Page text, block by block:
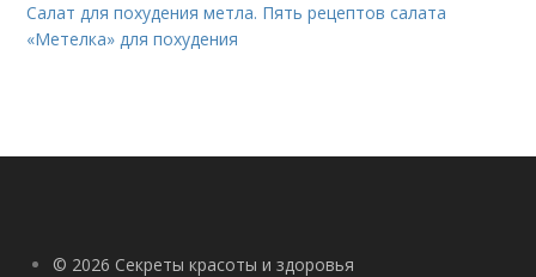
Салат для похудения метла. Пять рецептов салата
«Метелка» для похудения
© 2026 Секреты красоты и здоровья